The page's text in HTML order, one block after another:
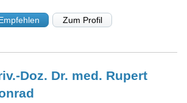
Zum Profil
Doz. Dr. med. Rupert